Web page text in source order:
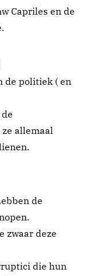
Capriles en de
de politiek ( en
allemaal
de
zwaar deze
die hun